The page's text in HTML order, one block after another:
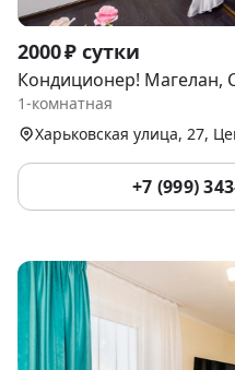
Item
1
of
9
2000 ₽ сутки
Кондиционер! Магелан,
1-комнатная
+7 (999)